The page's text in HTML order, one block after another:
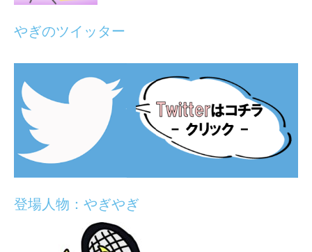
やぎのツイッター
登場人物：やぎやぎ